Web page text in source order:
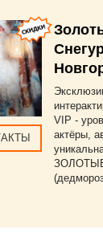
VIP -
актёры,
ЗОЛОТЫЕ